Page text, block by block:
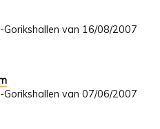
Gorikshallen van 16/08/2007
Gorikshallen van 07/06/2007